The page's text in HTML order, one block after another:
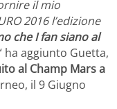
il mio
2016 l’edizione
che I fan siano al
ha aggiunto Guetta,
al Champ Mars a
il 9 Giugno